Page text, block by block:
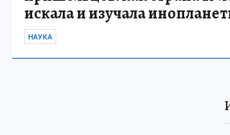
искала и изучала
НАУКА